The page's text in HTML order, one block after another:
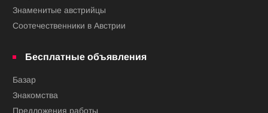
Знаменитые австрийцы
Соотечественники в Австрии
Бесплатные объявления
Базар
Знакомства
Предложения работы